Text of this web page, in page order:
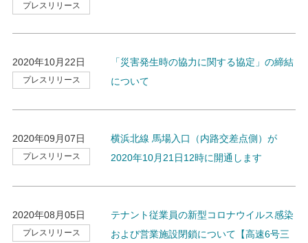
プレスリリース
2020年10月22日
プレスリリース
「災害発生時の協力に関する協定」の締結
について
2020年09月07日
プレスリリース
横浜北線 馬場入口（内路交差点側）が
2020年10月21日12時に開通します
2020年08月05日
プレスリリース
テナント従業員の新型コロナウイルス感染
および営業施設閉鎖について【高速6号三